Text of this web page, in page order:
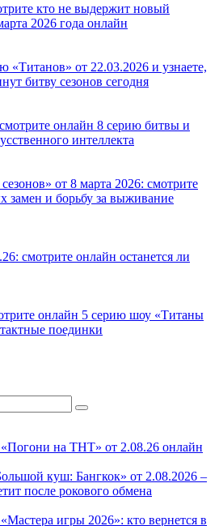
кто не выдержит новый
2026 года онлайн
«Титанов» от 22.03.2026 и узнаете,
битву сезонов сегодня
онлайн 8 серию битвы и
интеллекта
от 8 марта 2026: смотрите
замен и борьбу за выживание
смотрите онлайн останется ли
онлайн 5 серию шоу «Титаны
поединки
на ТНТ» от 2.08.26 онлайн
куш: Бангкок» от 2.08.2026 –
после рокового обмена
игры 2026»: кто вернется в